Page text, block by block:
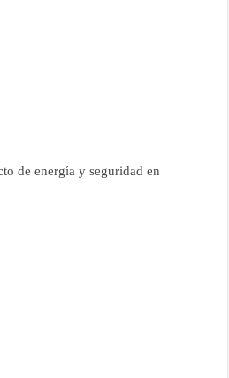
de energía y seguridad en